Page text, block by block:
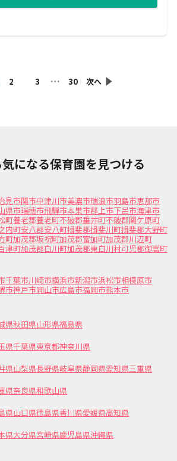
2 3 … 30 次へ
になる保育園を見つける
見市関市中津川市美濃市瑞浪市羽島市恵那市
県市瑞穂市飛騨市本巣市郡上市下呂市海津市
町養老郡養老町不破郡垂井町不破郡関ケ原町
内町安八郡安八町揖斐郡揖斐川町揖斐郡大野町
町加茂郡坂祝町加茂郡富加町加茂郡川辺町
津町加茂郡白川町加茂郡東白川村可児郡御嵩町
千葉市川崎市横浜市新潟市浜松市相模原市
市神戸市岡山市広島市福岡市熊本市
県秋田県山形県福島県
県千葉県東京都神奈川県
県山梨県長野県岐阜県静岡県愛知県三重県
県奈良県和歌山県
県山口県徳島県香川県愛媛県高知県
県大分県宮崎県鹿児島県沖縄県